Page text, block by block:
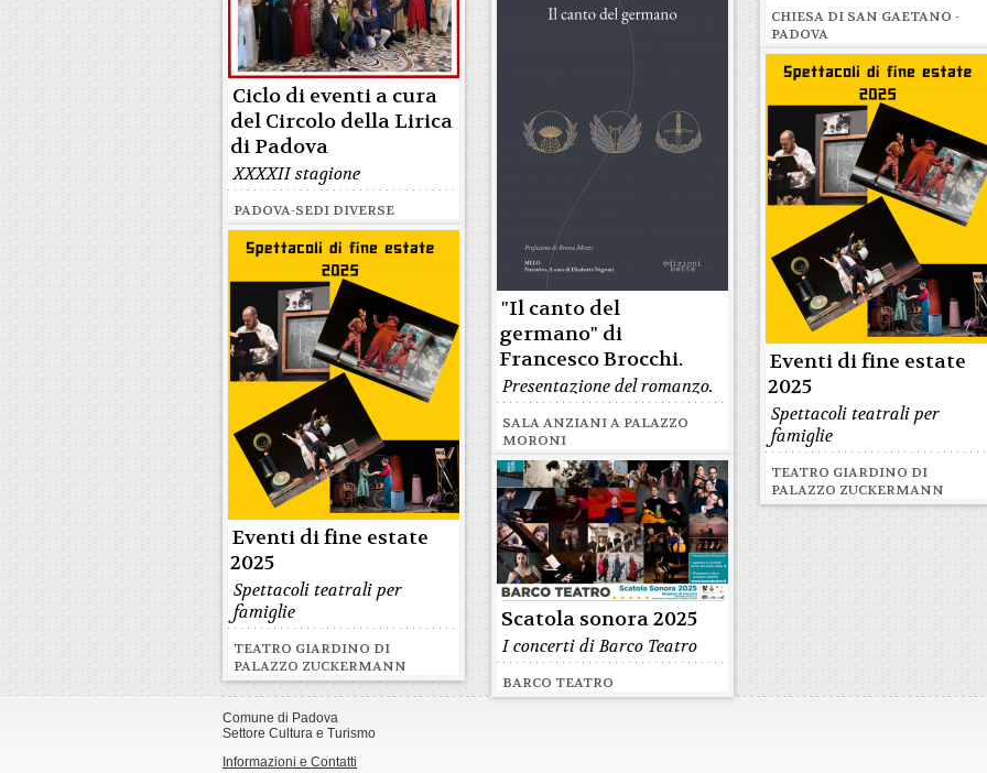
CHIESA DI SAN GAETANO -
PADOVA
Ciclo di eventi a cura
del Circolo della Lirica
di Padova
XXXXII stagione
PADOVA-SEDI DIVERSE
"Il canto del
germano" di
Francesco Brocchi.
Presentazione del romanzo.
SALA ANZIANI A PALAZZO
MORONI
Eventi di fine estate
2025
Spettacoli teatrali per
famiglie
TEATRO GIARDINO DI
PALAZZO ZUCKERMANN
Eventi di fine estate
2025
Spettacoli teatrali per
famiglie
TEATRO GIARDINO DI
PALAZZO ZUCKERMANN
Scatola sonora 2025
I concerti di Barco Teatro
BARCO TEATRO
Comune di Padova
Settore Cultura e Turismo
Informazioni e Contatti